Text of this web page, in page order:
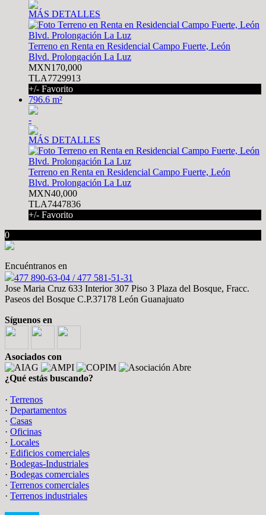
MÁS DETALLES
Terreno en Renta en Residencial Campo Fuerte, León
Blvd. Prolongación La Luz
MXN170,000
TLA7729913
+/- Favorito
796.6 m²
-
MÁS DETALLES
Terreno en Renta en Residencial Campo Fuerte, León
Blvd. Prolongación La Luz
MXN40,000
TLA7447836
+/- Favorito
0
Encuéntranos en
477 890-63-04 / 477 581-51-31
Jose Maria Cruz 633 Interior 307 Piso 3 Plaza del Bosque, Fracc.
Paseos del Bosque C.P.37178 León Guanajuato
Síguenos en
Asociados con
¿Qué estás buscando?
· Terrenos
· Departamentos
· Casas
· Oficinas
· Locales
· Edificios comerciales
· Bodegas-Industriales
· Bodegas comerciales
· Terrenos comerciales
· Terrenos industriales